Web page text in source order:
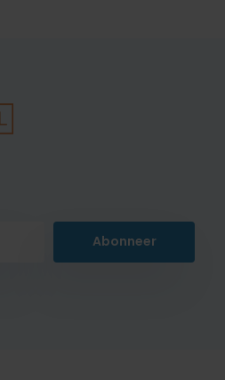
Abonneer